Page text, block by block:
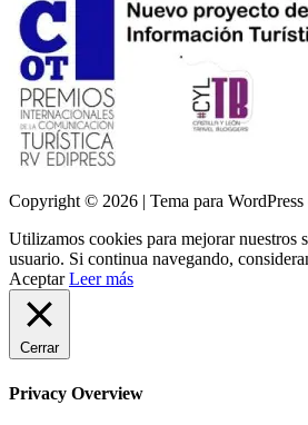
Copyright © 2026 | Tema para WordPress
Utilizamos cookies para mejorar nuestros
usuario. Si continua navegando,
Aceptar Leer más
Cerrar
Privacy Overview